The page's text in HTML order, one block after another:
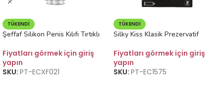
TÜKENDI
Şeffaf Silikon Penis Kılıfı Tırtıklı
Fiyatları görmek için giriş
yapın
SKU: PT-ECXF021
TÜKENDI
Silky Kiss Klasik Prezervatif
Fiyatları görmek için giriş
yapın
SKU: PT-EC1575